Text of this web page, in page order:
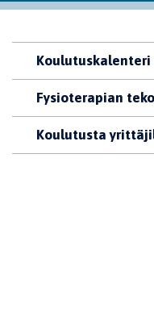
Koulutuskalenteri
Fysioterapian
Koulutusta